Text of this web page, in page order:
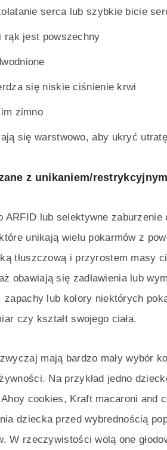
serca lub szybkie bicie
rąk jest powszechny
się niskie ciśnienie krwi
zimno
się warstwowo, aby ukryć
z unikaniem/
ARFID lub selektywne
unikają wielu pokarmów z
tłuszczową i przyrostem masy
obawiają się zadławienia lub
lub kolory niektórych
czy kształt swojego ciała.
mają bardzo mały wybór
Na przykład jedno
cookies, Kraft macaroni and
dziecka przed wybrednością
W rzeczywistości wolą one